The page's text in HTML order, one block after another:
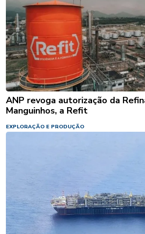
ANP revoga autorização da
Manguinhos, a Refit
EXPLORAÇÃO E PRODUÇÃO